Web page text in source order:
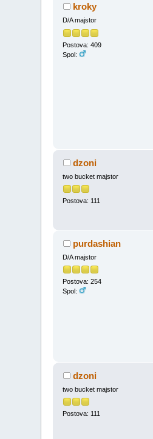
kroky
D/A majstor
Postova: 409
Spol:
dzoni
two bucket majstor
Postova: 111
purdashian
D/A majstor
Postova: 254
Spol:
dzoni
two bucket majstor
Postova: 111